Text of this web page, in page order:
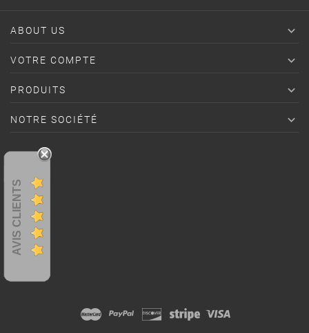
ABOUT US 
VOTRE COMPTE 
PRODUITS 
NOTRE SOCIÉTÉ 
AVIS CLIENTS